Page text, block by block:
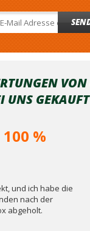
​​UNS
100 %
und ich habe die
nach der
abgeholt.